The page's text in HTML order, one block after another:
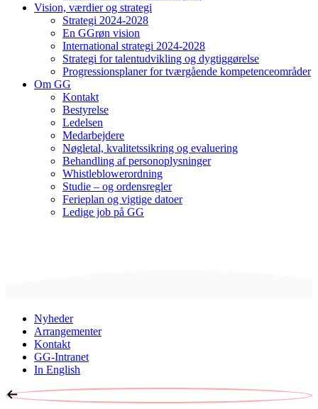
Vision, værdier og strategi
Strategi 2024-2028
En GGrøn vision
International strategi 2024-2028
Strategi for talentudvikling og dygtiggørelse
Progressionsplaner for tværgående kompetenceområder
Om GG
Kontakt
Bestyrelse
Ledelsen
Medarbejdere
Nøgletal, kvalitetssikring og evaluering
Behandling af personoplysninger
Whistleblowerordning
Studie – og ordensregler
Ferieplan og vigtige datoer
Ledige job på GG
Nyheder
Arrangementer
Kontakt
GG-Intranet
In English